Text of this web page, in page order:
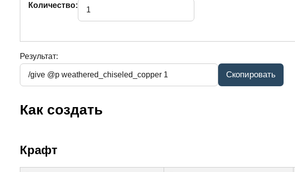
Количество:
Результат:
Как создать
Крафт